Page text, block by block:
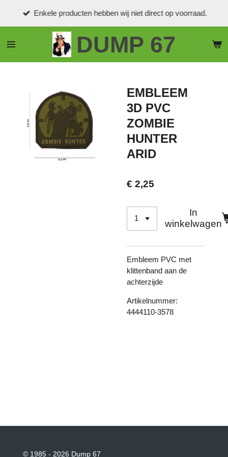
de
DUMP 67
Enkele producten hebben wij niet direct op voorraad.
EMBLEEM
3D PVC
ZOMBIE
HUNTER
ARID
€ 2,25
In
winkelwagen
Embleem PVC met
klittenband aan de
achterzijde
Artikelnummer:
4444110-3578
© 1985 - 2026 Dump 67